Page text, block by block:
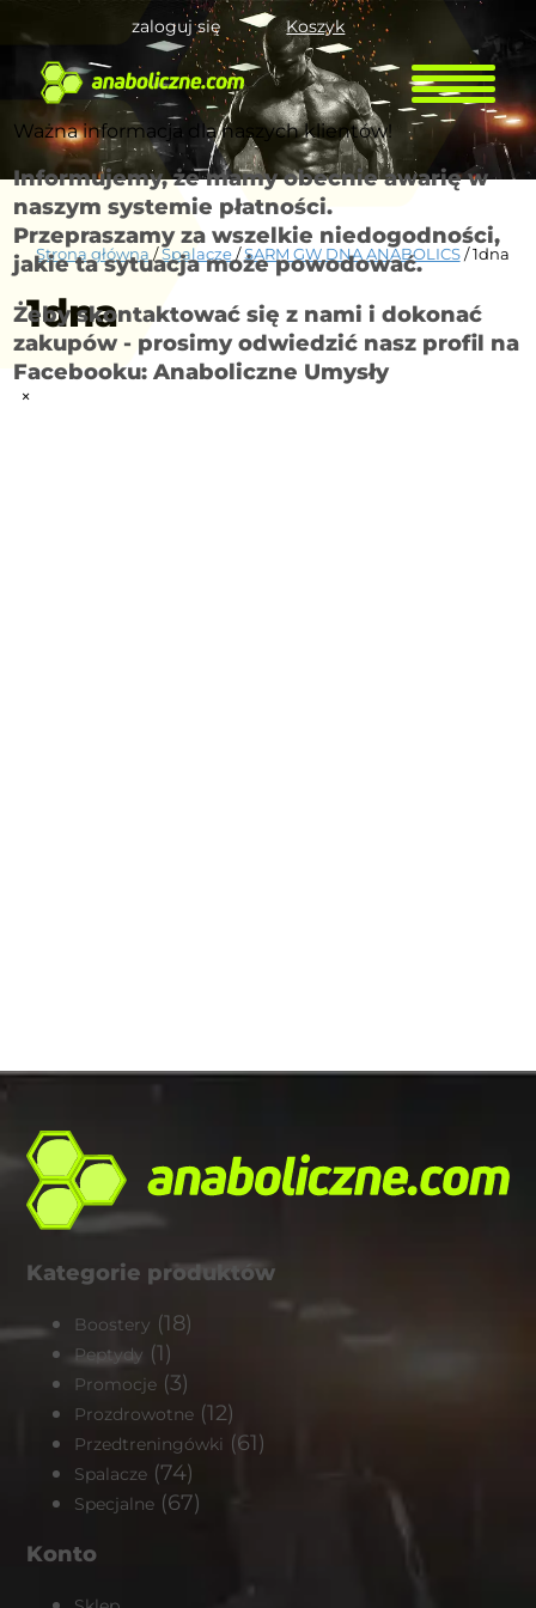
Koszyk
zaloguj się
Strona główna /Spalacze/SARM GW DNA ANABOLICS/ 1dna
1dna
Kategorie produktów
Boostery (18)
Peptydy (1)
Promocje (3)
Prozdrowotne (12)
Przedtreningówki (61)
Spalacze (74)
Specjalne (67)
Konto
Ważna informacja dla naszych klientów!
Informujemy, że mamy obecnie awarię w
naszym systemie płatności.
Przepraszamy za wszelkie niedogodności,
jakie ta sytuacja może powodować.
Żeby skontaktować się z nami i dokonać
zakupów - prosimy odwiedzić nasz profil na
Facebooku: Anaboliczne Umysły
×